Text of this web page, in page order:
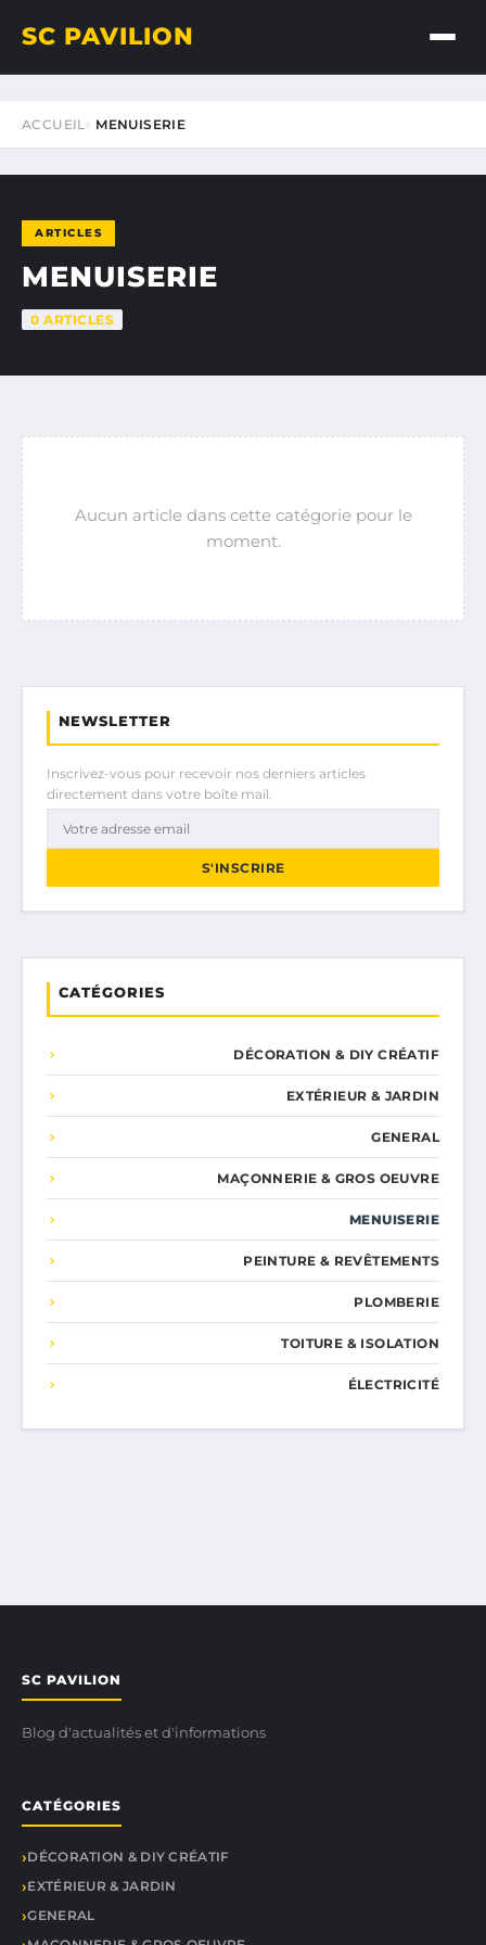
SC PAVILION
ACCUEIL MENUISERIE
ARTICLES
MENUISERIE
0 ARTICLES
Aucun article dans cette catégorie pour le
moment.
NEWSLETTER
Inscrivez-vous pour recevoir nos derniers articles
directement dans votre boîte mail.
S'INSCRIRE
CATÉGORIES
DÉCORATION & DIY CRÉATIF
EXTÉRIEUR & JARDIN
GENERAL
MAÇONNERIE & GROS OEUVRE
MENUISERIE
PEINTURE & REVÊTEMENTS
PLOMBERIE
TOITURE & ISOLATION
ÉLECTRICITÉ
SC PAVILION
Blog d'actualités et d'informations
CATÉGORIES
DÉCORATION & DIY CRÉATIF
EXTÉRIEUR & JARDIN
GENERAL